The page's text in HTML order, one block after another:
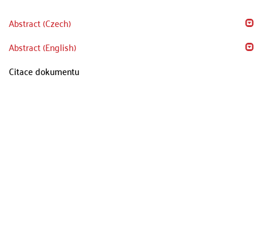
Abstract (Czech)
Abstract (English)
Citace dokumentu